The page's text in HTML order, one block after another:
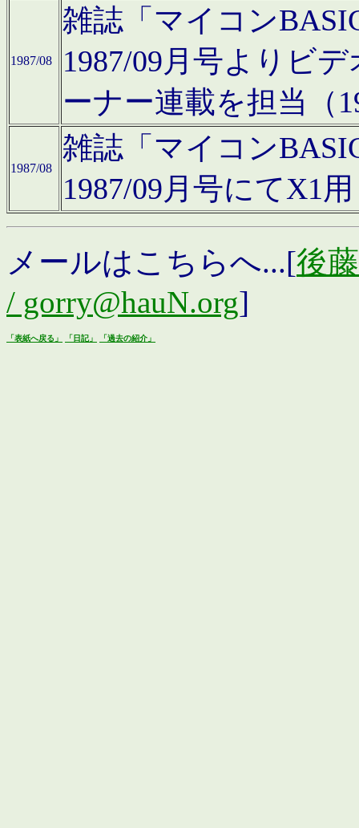
1987/08
雑誌「マイコン
1987/09月号よりビ
ーナー連載を担当（
1987/08
雑誌「マイコン
1987/09月号にてX1
メールはこちらへ...[後
/ gorry@hauN.org]
「表紙へ戻る」 「日記」 「過去の紹介」